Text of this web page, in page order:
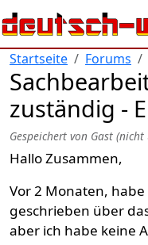
Direkt zum Inhalt
Startseite Forums
zuständig -
Gespeichert von Gast
Hallo Zusammen,
Vor 2 Monaten,
geschrieben über
aber ich habe keine